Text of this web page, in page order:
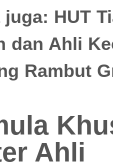
juga: HUT
dan Ahli
Rambut
Ahli